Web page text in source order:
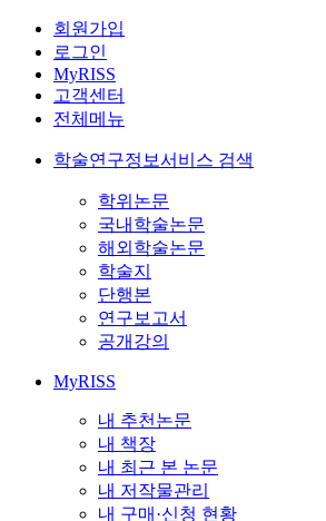
회원가입
로그인
MyRISS
고객센터
전체메뉴
학술연구정보서비스 검색
학위논문
국내학술논문
해외학술논문
학술지
단행본
연구보고서
공개강의
MyRISS
내 추천논문
내 책장
내 최근 본 논문
내 저작물관리
내 구매·신청 현황